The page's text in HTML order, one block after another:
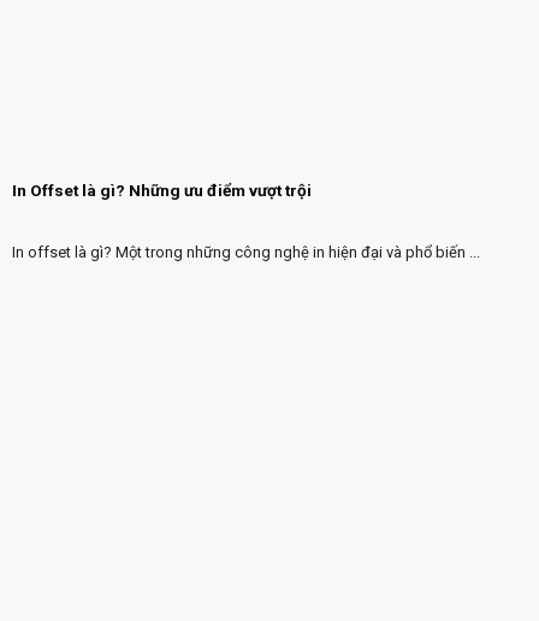
In Offset là gì? Những ưu điểm vượt trội
In offset là gì? Một trong những công nghệ in hiện đại và phổ biến ...